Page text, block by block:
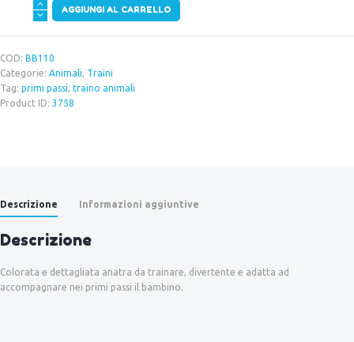
quantità
AGGIUNGI AL CARRELLO
COD: BB110
Categorie: Animali, Traini
Tag: primi passi, traino animali
Product ID: 3758
Descrizione Informazioni aggiuntive
Descrizione
Colorata e dettagliata anatra da trainare, divertente e adatta ad
accompagnare nei primi passi il bambino.